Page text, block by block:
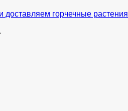
горчечные растения